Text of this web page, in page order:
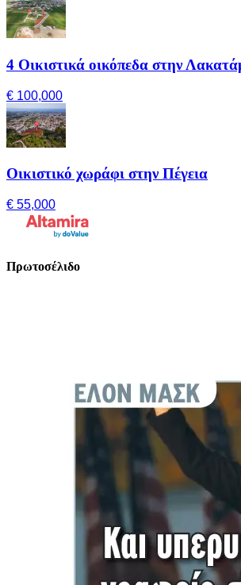
4 Οικιστικά οικόπεδα στην
€ 100,000
Οικιστικό χωράφι στην Πέγεια
€ 55,000
Πρωτοσέλιδο